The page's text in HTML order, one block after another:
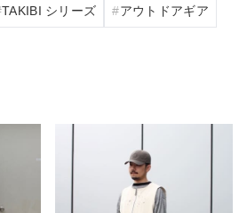
TAKIBI シリーズ アウトドアギア